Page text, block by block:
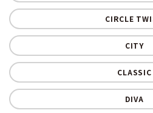
CIRCLE
CITY
CLASSIC
DIVA